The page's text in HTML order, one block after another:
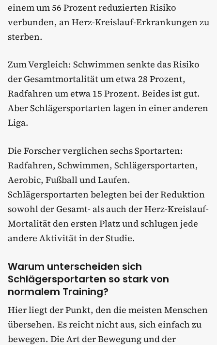
einem um 56 Prozent reduzierten Risiko
verbunden, an Herz-Kreislauf-Erkrankungen zu
sterben.
Zum Vergleich: Schwimmen senkte das Risiko
der Gesamtmortalität um etwa 28 Prozent,
Radfahren um etwa 15 Prozent. Beides ist gut.
Aber Schlägersportarten lagen in einer anderen
Liga.
Die Forscher verglichen sechs Sportarten:
Radfahren, Schwimmen, Schlägersportarten,
Aerobic, Fußball und Laufen.
Schlägersportarten belegten bei der Reduktion
sowohl der Gesamt- als auch der Herz-Kreislauf-
Mortalität den ersten Platz und schlugen jede
andere Aktivität in der Studie.
Warum unterscheiden sich
Schlägersportarten so stark von
normalem Training?
Hier liegt der Punkt, den die meisten Menschen
übersehen. Es reicht nicht aus, sich einfach zu
bewegen. Die Art der Bewegung und der